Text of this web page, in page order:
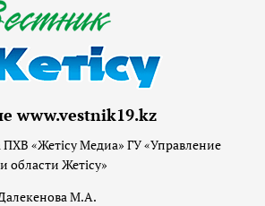
www.vestnik19.kz
«Жетісу Медиа» ГУ «Управление
области Жетісу»
М.А.